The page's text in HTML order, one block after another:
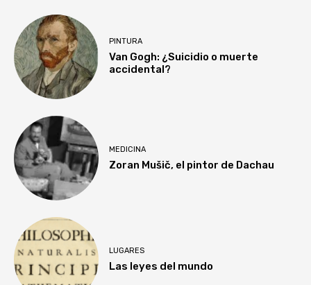
PINTURA
Van Gogh: ¿Suicidio o muerte
accidental?
MEDICINA
Zoran Mušič, el pintor de Dachau
LUGARES
Las leyes del mundo